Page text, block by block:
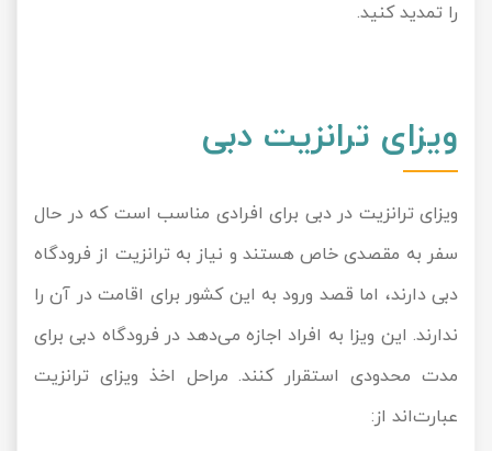
را تمدید کنید.
ویزای ترانزیت دبی
ویزای ترانزیت در دبی برای افرادی مناسب است که در حال
سفر به مقصدی خاص هستند و نیاز به ترانزیت از فرودگاه
دبی دارند، اما قصد ورود به این کشور برای اقامت در آن را
ندارند. این ویزا به افراد اجازه می‌دهد در فرودگاه دبی برای
مدت محدودی استقرار کنند. مراحل اخذ ویزای ترانزیت
عبارت‌اند از: